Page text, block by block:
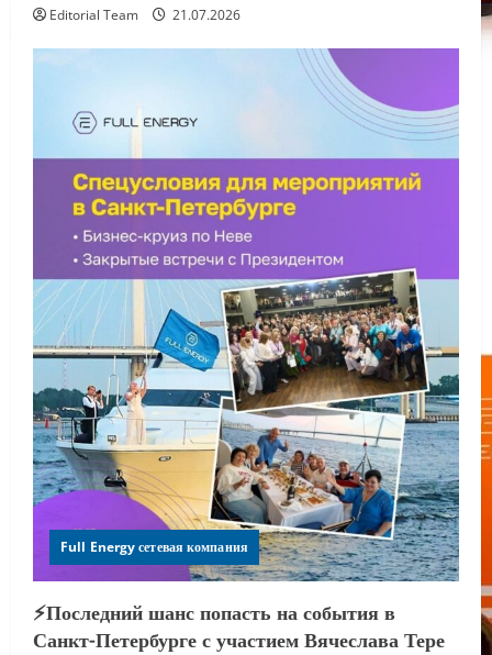
Editorial Team 21.07.2026
Full Energy сетевая компания
⚡️Последний шанс попасть на события в
Санкт-Петербурге с участием Вячеслава Тере